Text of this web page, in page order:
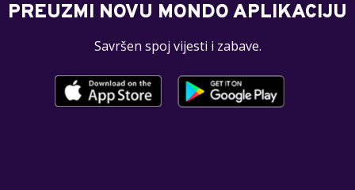
PREUZMI NOVU MONDO APLIKACIJU
Savršen spoj vijesti i zabave.